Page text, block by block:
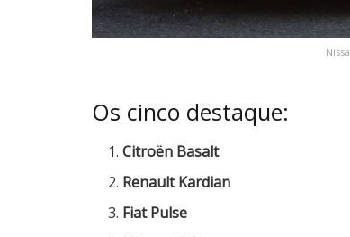
Os cinco destaque:
Citroën Basalt
Renault Kardian
Fiat Pulse